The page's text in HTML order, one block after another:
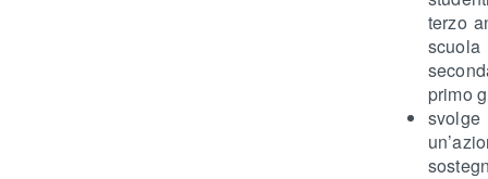
terzo
scuola
primo
svolge